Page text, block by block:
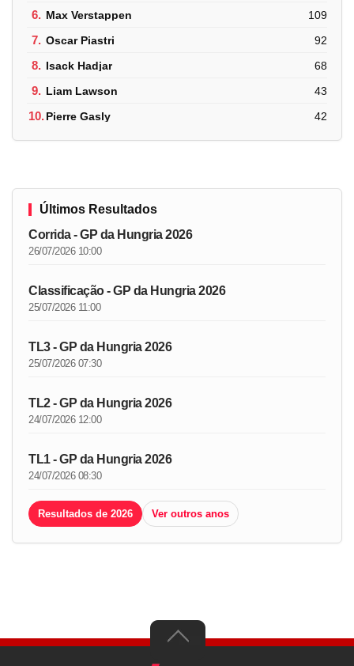
6. Max Verstappen 109
7. Oscar Piastri 92
8. Isack Hadjar 68
9. Liam Lawson 43
10.Pierre Gasly 42
Últimos Resultados
Corrida - GP da Hungria 2026
26/07/2026 10:00
Classificação - GP da Hungria 2026
25/07/2026 11:00
TL3 - GP da Hungria 2026
25/07/2026 07:30
TL2 - GP da Hungria 2026
24/07/2026 12:00
TL1 - GP da Hungria 2026
24/07/2026 08:30
Resultados de 2026 Ver outros anos